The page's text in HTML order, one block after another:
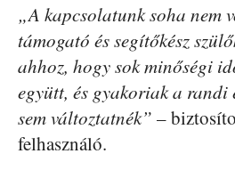
„A kapcsolatunk soha nem
támogató és segítőkész
ahhoz, hogy sok minőségi
együtt, és gyakoriak a randi
sem változtatnék” –
felhasználó.